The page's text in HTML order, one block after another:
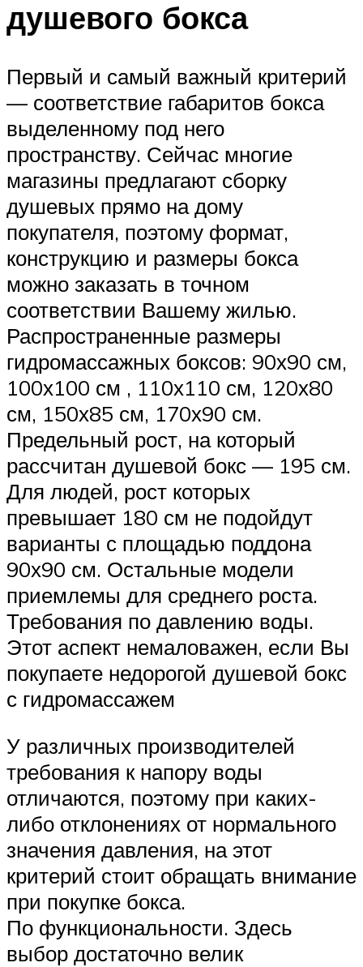
душевого бокса
Первый и самый важный критерий
— соответствие габаритов бокса
выделенному под него
пространству. Сейчас многие
магазины предлагают сборку
душевых прямо на дому
покупателя, поэтому формат,
конструкцию и размеры бокса
можно заказать в точном
соответствии Вашему жилью.
Распространенные размеры
гидромассажных боксов: 90х90 см,
100х100 см , 110х110 см, 120х80
см, 150х85 см, 170х90 см.
Предельный рост, на который
рассчитан душевой бокс — 195 см.
Для людей, рост которых
превышает 180 см не подойдут
варианты с площадью поддона
90х90 см. Остальные модели
приемлемы для среднего роста.
Требования по давлению воды.
Этот аспект немаловажен, если Вы
покупаете недорогой душевой бокс
с гидромассажем
У различных производителей
требования к напору воды
отличаются, поэтому при каких-
либо отклонениях от нормального
значения давления, на этот
критерий стоит обращать внимание
при покупке бокса.
По функциональности. Здесь
выбор достаточно велик